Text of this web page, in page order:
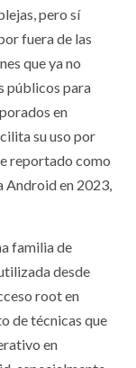
pero sí
fuera de las
que ya no
públicos para
en
su uso por
reportado como
Android en 2023,
familia de
desde
root en
de técnicas que
en